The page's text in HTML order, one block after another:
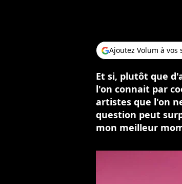
Ajoutez Volum à vos
Et si, plutôt que
l'on connait par
artistes que l'on
question peut
mon meilleur